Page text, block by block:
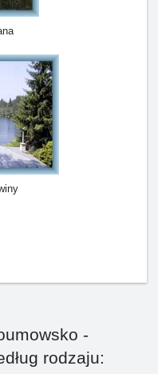
-
rodzaju: